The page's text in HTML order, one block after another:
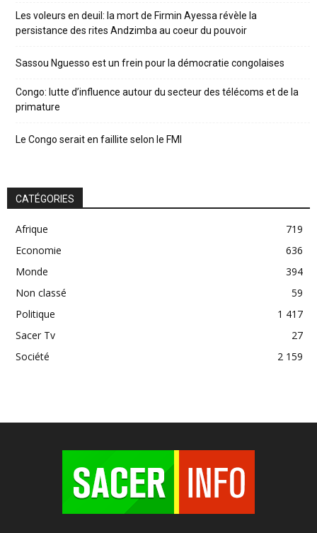
Les voleurs en deuil: la mort de Firmin Ayessa révèle la
persistance des rites Andzimba au coeur du pouvoir
Sassou Nguesso est un frein pour la démocratie congolaises
Congo: lutte d’influence autour du secteur des télécoms et de la
primature
Le Congo serait en faillite selon le FMI
CATÉGORIES
Afrique
719
Economie
636
Monde
394
Non classé
59
Politique
1 417
Sacer Tv
27
Société
2 159